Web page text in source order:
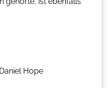
Hope